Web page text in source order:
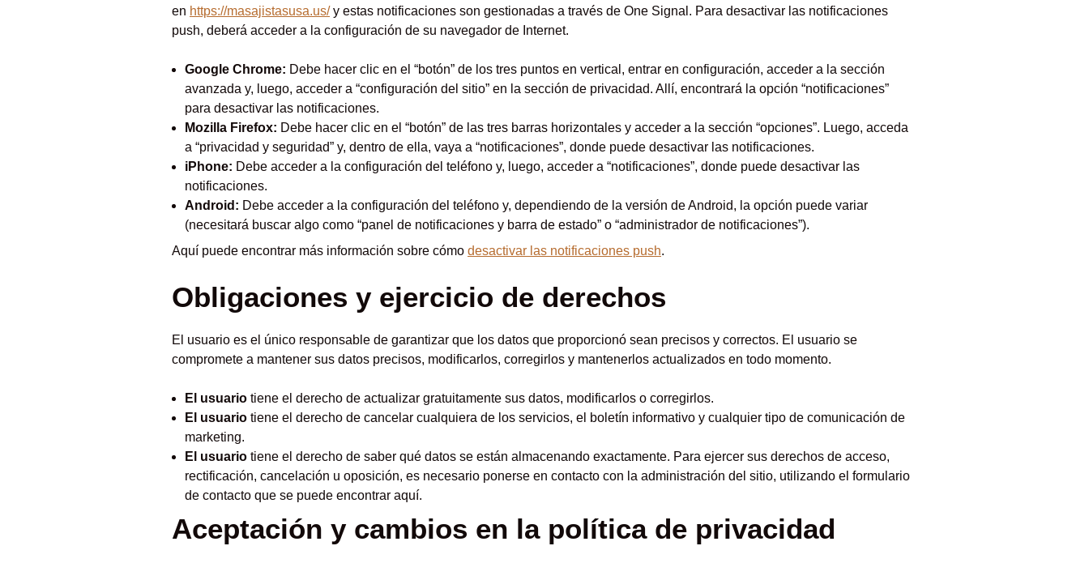
en https://masajistasusa.us/y estas notificaciones son gestionadas a través de One Signal. Para desactivar las notificaciones
push, deberá acceder a la configuración de su navegador de Internet.
Google Chrome: Debe hacer clic en el “botón” de los tres puntos en vertical, entrar en configuración, acceder a la sección
avanzada y, luego, acceder a “configuración del sitio” en la sección de privacidad. Allí, encontrará la opción “notificaciones”
para desactivar las notificaciones.
Mozilla Firefox: Debe hacer clic en el “botón” de las tres barras horizontales y acceder a la sección “opciones”. Luego, acceda
a “privacidad y seguridad” y, dentro de ella, vaya a “notificaciones”, donde puede desactivar las notificaciones.
iPhone: Debe acceder a la configuración del teléfono y, luego, acceder a “notificaciones”, donde puede desactivar las
notificaciones.
Android: Debe acceder a la configuración del teléfono y, dependiendo de la versión de Android, la opción puede variar
(necesitará buscar algo como “panel de notificaciones y barra de estado” o “administrador de notificaciones”).
Aquí puede encontrar más información sobre cómo desactivar las notificaciones push.
Obligaciones y ejercicio de derechos
El usuario es el único responsable de garantizar que los datos que proporcionó sean precisos y correctos. El usuario se
compromete a mantener sus datos precisos, modificarlos, corregirlos y mantenerlos actualizados en todo momento.
El usuario tiene el derecho de actualizar gratuitamente sus datos, modificarlos o corregirlos.
El usuario tiene el derecho de cancelar cualquiera de los servicios, el boletín informativo y cualquier tipo de comunicación de
marketing.
El usuario tiene el derecho de saber qué datos se están almacenando exactamente. Para ejercer sus derechos de acceso,
rectificación, cancelación u oposición, es necesario ponerse en contacto con la administración del sitio, utilizando el formulario
de contacto que se puede encontrar aquí.
Aceptación y cambios en la política de privacidad